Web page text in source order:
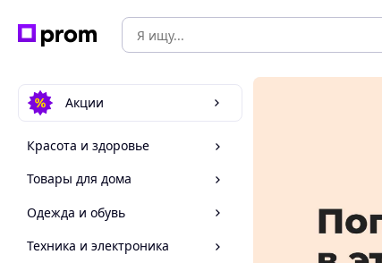
Акции
Красота и здоровье
Товары для дома
Одежда и обувь
Техника и электроника